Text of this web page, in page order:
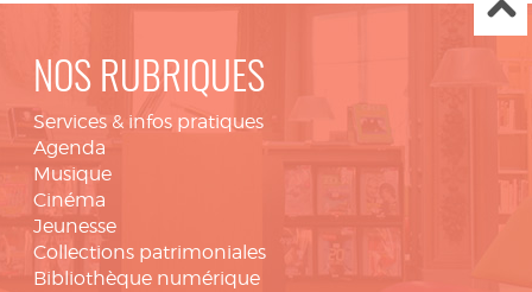
NOS RUBRIQUES
Services & infos pratiques
Agenda
Musique
Cinéma
Jeunesse
Collections patrimoniales
Bibliothèque numérique